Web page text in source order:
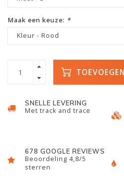
Maak een keuze: *
Kleur - Rood
SNELLE LEVERING
Met track and trace
678 GOOGLE REVIEWS
Beoordeling 4,8/5
sterren